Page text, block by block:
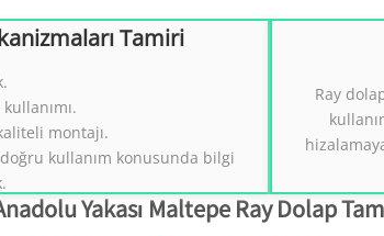
Tamiri
montajı.
doğru kullanım konusunda bilgi
Tamiri.
Ray
Yakası Maltepe Ray Dolap